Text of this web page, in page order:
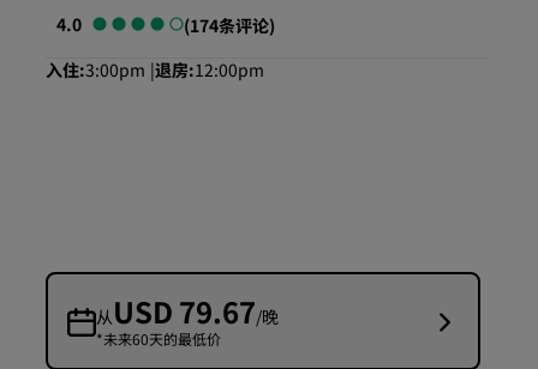
家庭友好型酒店
Rad Pets
访问我们的博客
丽赏会
4.0
(174条评论)
入住 3:00pm 退房 12:00pm
从USD 79.67/晚
*未来60天的最低价